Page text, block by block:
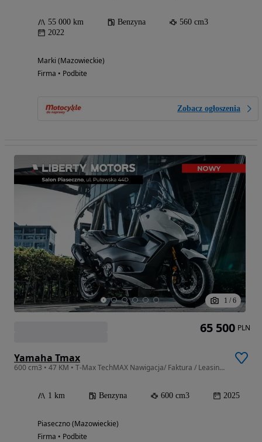
55 000 km Benzyna
560 cm3
2022
Marki (Mazowieckie)
Firma • Podbite
Zobacz ogłoszenia
1 / 6
Yamaha Tmax
600 cm3 • 47 KM • T-Max TechMAX Nawigacja/ Faktura / Leasing / Kredyt / 5 lat Gwarnacji
1 km Benzyna 600 cm3 2025
Piaseczno (Mazowieckie)
Firma • Podbite
65 500 PLN